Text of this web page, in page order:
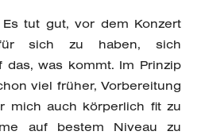
Es tut gut, vor dem Konzert
sich zu haben, sich
das, was kommt. Im Prinzip
viel früher, Vorbereitung
mich auch körperlich fit zu
auf bestem Niveau zu